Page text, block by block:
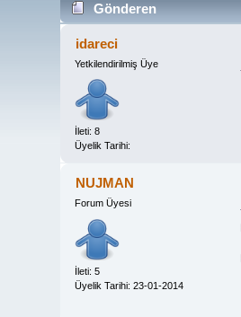
Gönderen
idareci
Yetkilendirilmiş Üye
İleti: 8
Üyelik Tarihi:
NUJMAN
Forum Üyesi
İleti: 5
Üyelik Tarihi: 23-01-2014